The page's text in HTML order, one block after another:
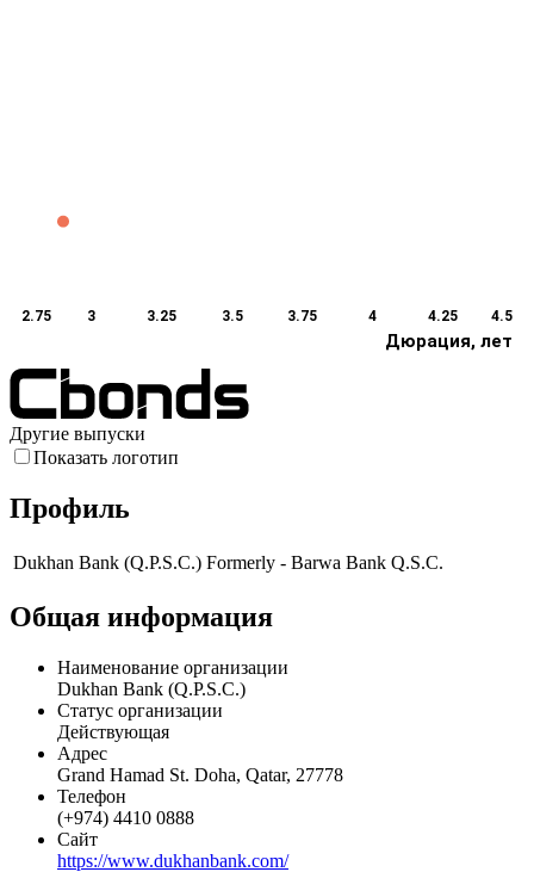
Дюрация, лет
2.75 3 3.25 3.5 3.75 4 4.25 4.5
Другие выпуски
Показать логотип
Профиль
Dukhan Bank (Q.P.S.C.) Formerly - Barwa Bank Q.S.C.
Общая информация
Наименование организации
Dukhan Bank (Q.P.S.C.)
Статус организации
Действующая
Адрес
Grand Hamad St. Doha, Qatar, 27778
Телефон
(+974) 4410 0888
Сайт
https://www.dukhanbank.com/